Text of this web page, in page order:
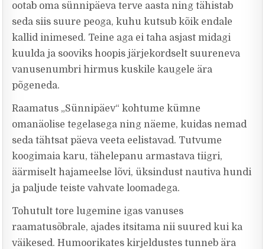
ootab oma sünnipäeva terve aasta ning tähistab
seda siis suure peoga, kuhu kutsub kõik endale
kallid inimesed. Teine aga ei taha asjast midagi
kuulda ja sooviks hoopis järjekordselt suureneva
vanusenumbri hirmus kuskile kaugele ära
põgeneda.
Raamatus „Sünnipäev“ kohtume kümne
omanäolise tegelasega ning näeme, kuidas nemad
seda tähtsat päeva veeta eelistavad. Tutvume
koogimaia karu, tähelepanu armastava tiigri,
äärmiselt hajameelse lõvi, üksindust nautiva hundi
ja paljude teiste vahvate loomadega.
Tohutult tore lugemine igas vanuses
raamatusõbrale, ajades itsitama nii suured kui ka
väikesed. Humoorikates kirjeldustes tunneb ära